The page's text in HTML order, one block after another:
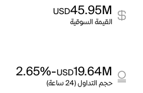
45.95M
USD
القيمة السوقية
19.64M
USD
-2.65%
حجم التداول (24 ساعة)